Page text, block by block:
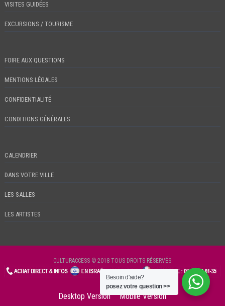
VISITES GUIDÉES
EXCURSIONS / TOURISME
FOIRE AUX QUESTIONS
MENTIONS LÉGALES
CONFIDENTIALITÉ
CONDITIONS GÉNÉRALES
CALENDRIER
DANS VOTRE VILLE
LES SALLES
LES ARTISTES
CULTURACCESS © 2018 TOUS DROITS RÉSERVÉS
CHECKIN
Desktop Version Mobile Version
Besoin d'aide?
posez votre question >>